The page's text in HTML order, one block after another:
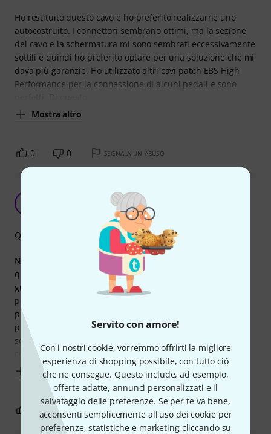
Servito con amore!
Con i nostri cookie, vorremmo offrirti la migliore
esperienza di shopping possibile, con tutto ciò
che ne consegue. Questo include, ad esempio,
offerte adatte, annunci personalizzati e il
salvataggio delle preferenze. Se per te va bene,
acconsenti semplicemente all'uso dei cookie per
preferenze, statistiche e marketing cliccando su
Ho restituito questo cavo e ho preferito realizzarne uno
autocostruito. I connettori sembrano ottimi, ma la sezione
del cavo e la schermatura mi sono sembrati eccessivamente
sottili e quindi ho preferito optare per una soluzione che mi
dava più garanzie. Ho utilizzato altri cavi patch EBS High
Performance per la connessione di alcuni pedali e sono
Mostra altro
0 0 SEGNALA UN ABUSO
Raggatta 13.12.2019
Non posso pensare a dei collegamenti tra effetti senza
questi gioielli. Sono molto stabili e soprattutto ti fanno
guadagnare molti centimetri se si è a corto di spazio nella
pedal board . Avendo comparato altri prodotti ,questi dal
punto di vista sonoro sono assolutamente fedeli!
pro: maneggevoli ,indistruttibili a torsioni , ottima risposta
sonora
contro:
Mostra altro
Qualità
0 SEGNALA UN ABUSO